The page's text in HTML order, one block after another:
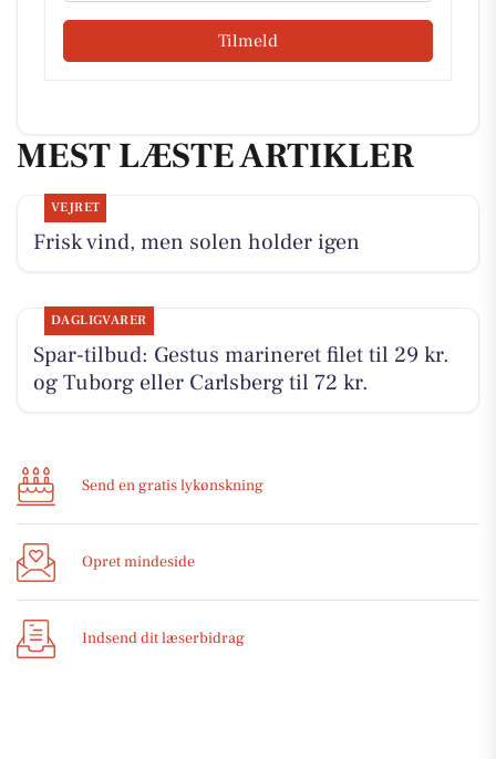
Tilmeld
MEST LÆSTE ARTIKLER
VEJRET
Frisk vind, men solen holder igen
DAGLIGVARER
Spar-tilbud: Gestus marineret filet til 29 kr.
og Tuborg eller Carlsberg til 72 kr.
Send en gratis lykønskning
Opret mindeside
Indsend dit læserbidrag